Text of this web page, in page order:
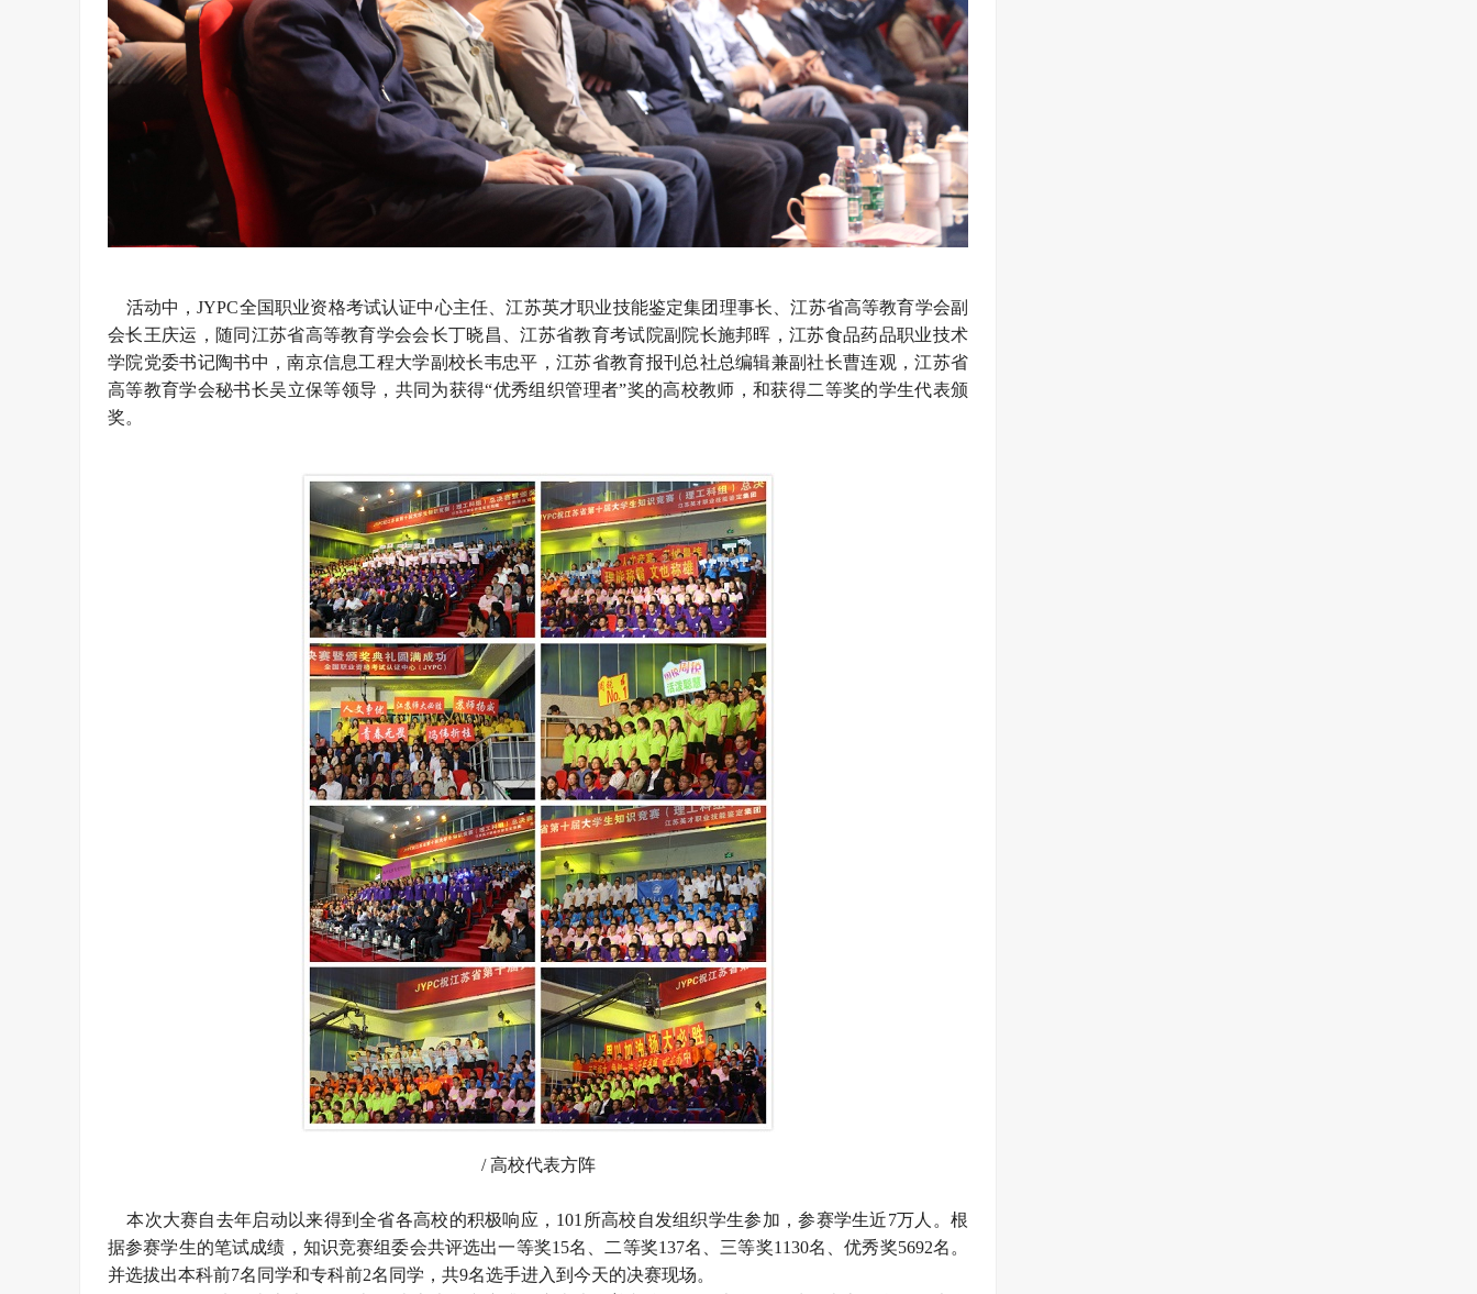
活动中，JYPC全国职业资格考试认证中心主任、江苏英才职业技能鉴定集团理事长、江苏省高等教育学会副
会长王庆运，随同江苏省高等教育学会会长丁晓昌、江苏省教育考试院副院长施邦晖，江苏食品药品职业技术
学院党委书记陶书中，南京信息工程大学副校长韦忠平，江苏省教育报刊总社总编辑兼副社长曹连观，江苏省
高等教育学会秘书长吴立保等领导，共同为获得“优秀组织管理者”奖的高校教师，和获得二等奖的学生代表颁
奖。
/ 高校代表方阵
本次大赛自去年启动以来得到全省各高校的积极响应，101所高校自发组织学生参加，参赛学生近7万人。根
据参赛学生的笔试成绩，知识竞赛组委会共评选出一等奖15名、二等奖137名、三等奖1130名、优秀奖5692名。
并选拔出本科前7名同学和专科前2名同学，共9名选手进入到今天的决赛现场。